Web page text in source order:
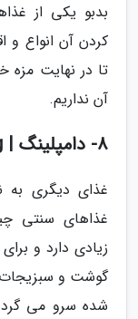
بدبو یکی از
کردن آن انواع و
تا در نهایت مزه
آن نداریم.
8- دامپلینگ | Dumpling
غذای دیگری به
غذاهای سنتی
زیادی دارد و
گوشت و سبزیجات
شده سرو می